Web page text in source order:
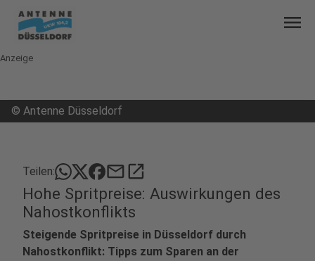
menu
Anzeige
© Antenne Düsseldorf
Teilen: mailopen_in_new
Hohe Spritpreise: Auswirkungen des
Nahostkonflikts
Steigende Spritpreise in Düsseldorf durch
Nahostkonflikt: Tipps zum Sparen an der